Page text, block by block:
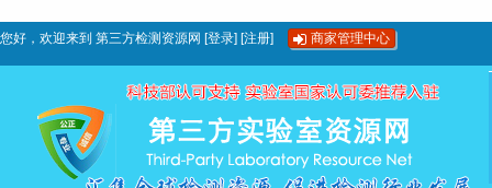
您好，欢迎来到 第三方检测资源网 [登录] [注册] 商家管理中心